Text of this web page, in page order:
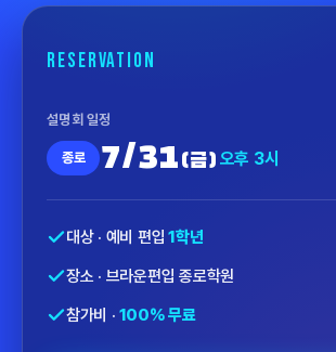
RESERVATION
설명회 일정
종로 7/31 (금) 오후 3시
대상 · 예비 편입 1학년
장소 · 브라운편입 종로학원
참가비 · 100% 무료